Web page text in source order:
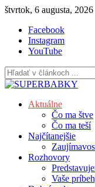
Skip
content
štvrtok, 6 augusta, 2026
Facebook
Instagram
YouTube
Aktuálne
Čo ma štve
Čo ma teší
Najčítanejšie
Rozhovory
Vaše